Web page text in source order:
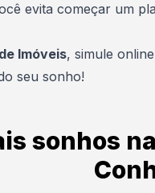
evita começar um
Imóveis, simule
seu sonho!
sonhos